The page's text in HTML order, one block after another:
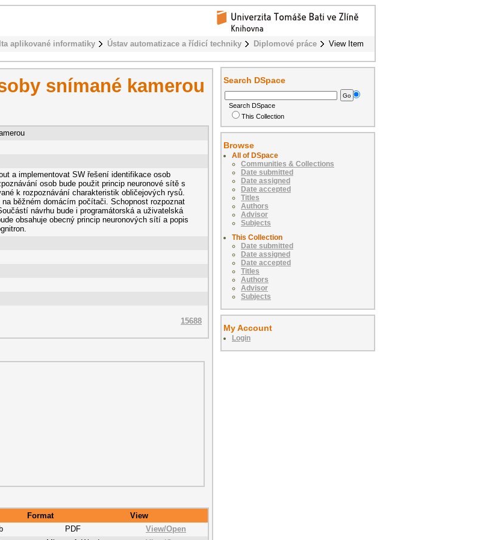
aplikované informatiky Ústav automatizace a řídicí techniky Diplomové práce View Item
snímané kamerou
a implementovat SW řešení identifikace osob
osob bude použit princip neuronové sítě s
k rozpoznávání charakteristik obličejových rysů.
běžném domácím počítači. Schopnost rozpoznat
návrhu bude i programátorská a uživatelská
obsahuje obecný princip neuronových sítí a popis
15688
Format
View
PDF View/Open
Search DSpace
Search DSpace
This Collection
Browse
All of DSpace
Communities & Collections
Date submitted
Date assigned
Date accepted
Titles
Authors
Advisor
Subjects
This Collection
Date submitted
Date assigned
Date accepted
Titles
Authors
Advisor
Subjects
My Account
Login